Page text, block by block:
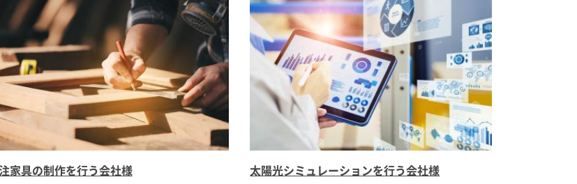
家具の制作を行う会社様
太陽光シミュレーションを行う会社様